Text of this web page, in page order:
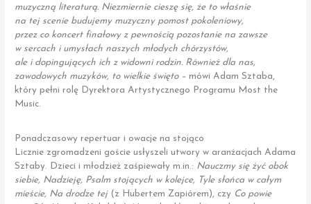
muzyczną literaturą. Niezmiernie cieszę się, że to właśnie
na tej scenie budujemy muzyczny pomost pokoleniowy,
przez co koncert finałowy z pewnością pozostanie na zawsze
w sercach i umysłach naszych młodych chórzystów,
ale i dopingujących ich z widowni rodzin. Również dla nas,
zawodowych muzyków, to wielkie święto –mówi Adam Sztaba,
który pełni rolę Dyrektora Artystycznego Programu Most the
Music.
Ponadczasowy repertuar i owacje na stojąco
Licznie zgromadzeni goście usłyszeli utwory w aranżacjach Adama
Sztaby. Dzieci i młodzież zaśpiewały m.in.: Nauczmy się żyć obok
siebie, Nadzieję, Psalm stojących w kolejce, Tyle słońca w całym
mieście, Na drodze tej(z Hubertem Zapiórem), czy Co powie